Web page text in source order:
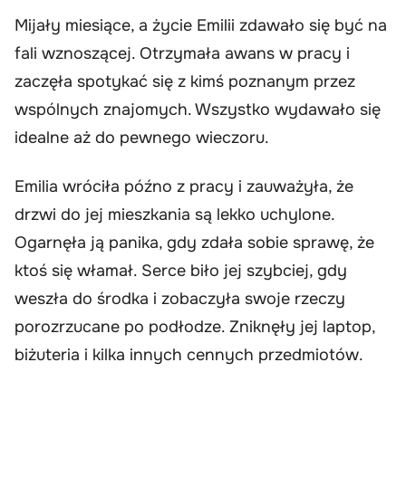
Mijały miesiące, a życie Emilii zdawało się być na
fali wznoszącej. Otrzymała awans w pracy i
zaczęła spotykać się z kimś poznanym przez
wspólnych znajomych. Wszystko wydawało się
idealne aż do pewnego wieczoru.
Emilia wróciła późno z pracy i zauważyła, że
drzwi do jej mieszkania są lekko uchylone.
Ogarnęła ją panika, gdy zdała sobie sprawę, że
ktoś się włamał. Serce biło jej szybciej, gdy
weszła do środka i zobaczyła swoje rzeczy
porozrzucane po podłodze. Zniknęły jej laptop,
biżuteria i kilka innych cennych przedmiotów.